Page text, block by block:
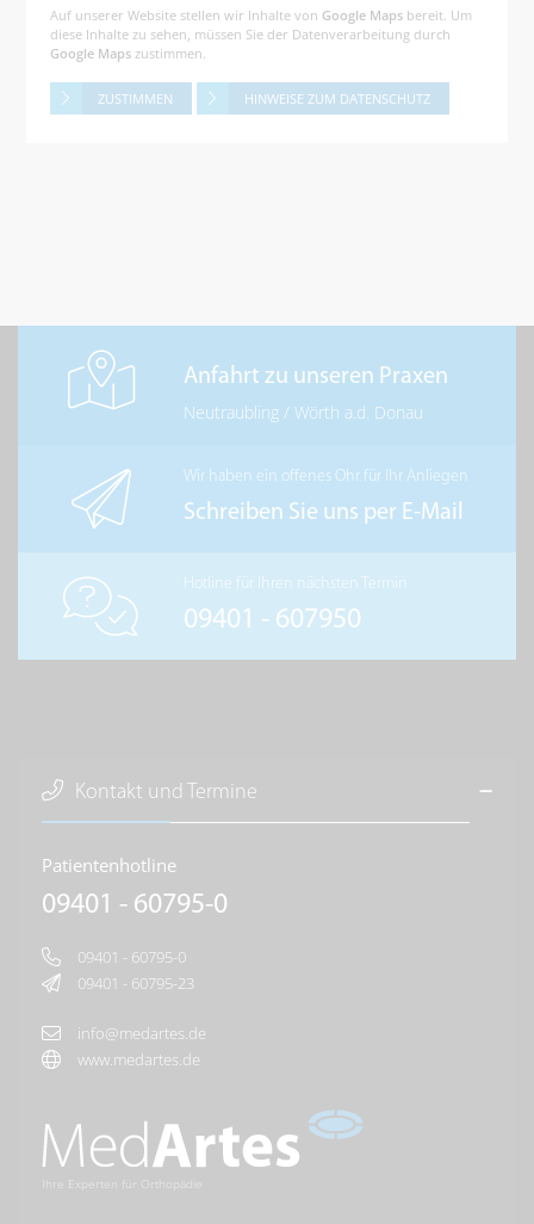
Auf unserer Website stellen wir Inhalte von Google Maps bereit. Um
diese Inhalte zu sehen, müssen Sie der Datenverarbeitung durch
Google Maps zustimmen.
ZUSTIMMEN HINWEISE ZUM DATENSCHUTZ
Anfahrt zu unseren Praxen
Neutraubling /Wörth a.d. Donau
Wir haben ein offenes Ohr für Ihr Anliegen
Schreiben Sie uns per E-Mail
Hotline für Ihren nächsten Termin
09401 - 607950
Kontakt und Termine
Patientenhotline
09401 - 60795-0
09401 - 60795-0
09401 - 60795-23
info@medartes.de
www.medartes.de
Ihre Experten für Orthopädie